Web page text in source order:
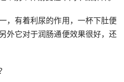
，有着利尿的作用，一杯下肚便
外它对于润肠通便效果很好，还